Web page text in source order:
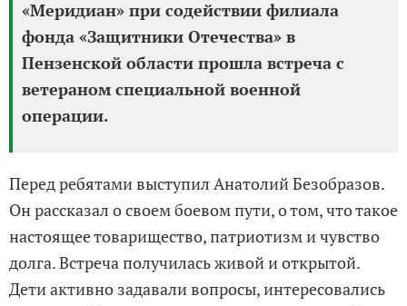
«Меридиан» при содействии филиала
фонда «Защитники Отечества» в
Пензенской области прошла встреча с
ветераном специальной военной
операции.
Перед ребятами выступил Анатолий Безобразов.
Он рассказал о своем боевом пути, о том, что такое
настоящее товарищество, патриотизм и чувство
долга. Встреча получилась живой и открытой.
Дети активно задавали вопросы, интересовались